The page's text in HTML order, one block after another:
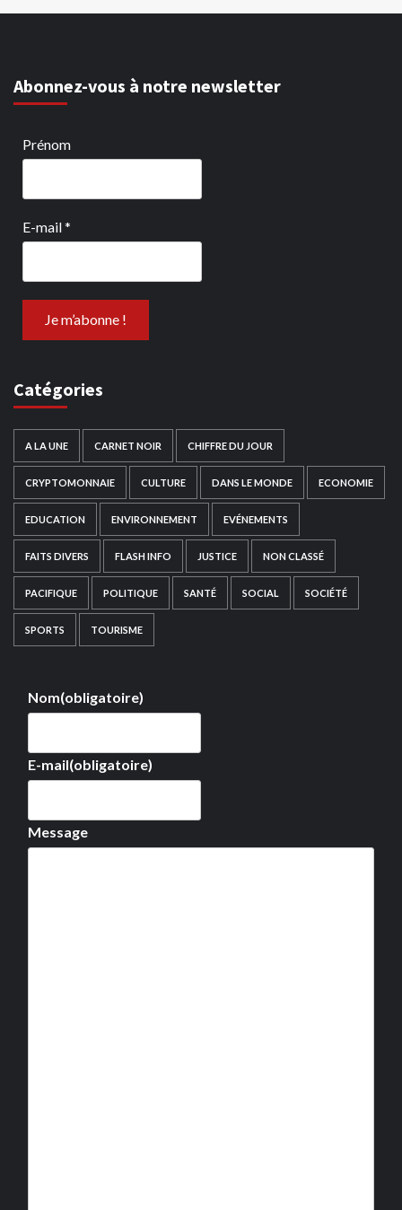
Abonnez-vous à notre newsletter
Prénom
E-mail*
Catégories
A LA UNE CARNET NOIR CHIFFRE DU JOUR
CRYPTOMONNAIE CULTURE DANS LE MONDE ECONOMIE
EDUCATION ENVIRONNEMENT EVÉNEMENTS
FAITS DIVERS FLASH INFO JUSTICE NON CLASSÉ
PACIFIQUE POLITIQUE SANTÉ SOCIAL SOCIÉTÉ
SPORTS TOURISME
Nom(obligatoire)
E-mail(obligatoire)
Message